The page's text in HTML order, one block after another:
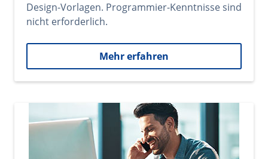
Design-Vorlagen. Programmier-Kenntnisse sind
nicht erforderlich.
Mehr erfahren